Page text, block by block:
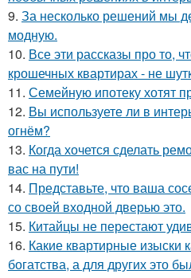
9. За несколько решений мы
модную.
10. Все эти рассказы про то,
крошечных квартирах - не
11. Семейную ипотеку хотят
12. Вы используете ли в
огнём?
13. Когда хочется сделать
вас на пути!
14. Представьте, что ваша
со своей входной дверью это.
15. Китайцы не перестают
16. Какие квартирные изыски
богатства, а для других это